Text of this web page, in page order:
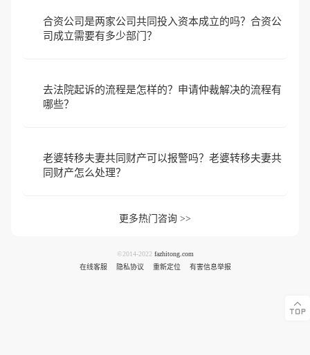
合资公司是两家公司共同投入资本成立的吗？合资公
司成立需要有多少部门？
去法院起诉的流程是怎样的？申请仲裁解决的流程有
哪些？
老婆转移夫妻共同财产可以报警吗？老婆转移夫妻共
同财产怎么处理？
更多热门咨询 >>
©2014-2022 fazhitong.com
在线客服
隐私协议 重新定位 有害信息举报